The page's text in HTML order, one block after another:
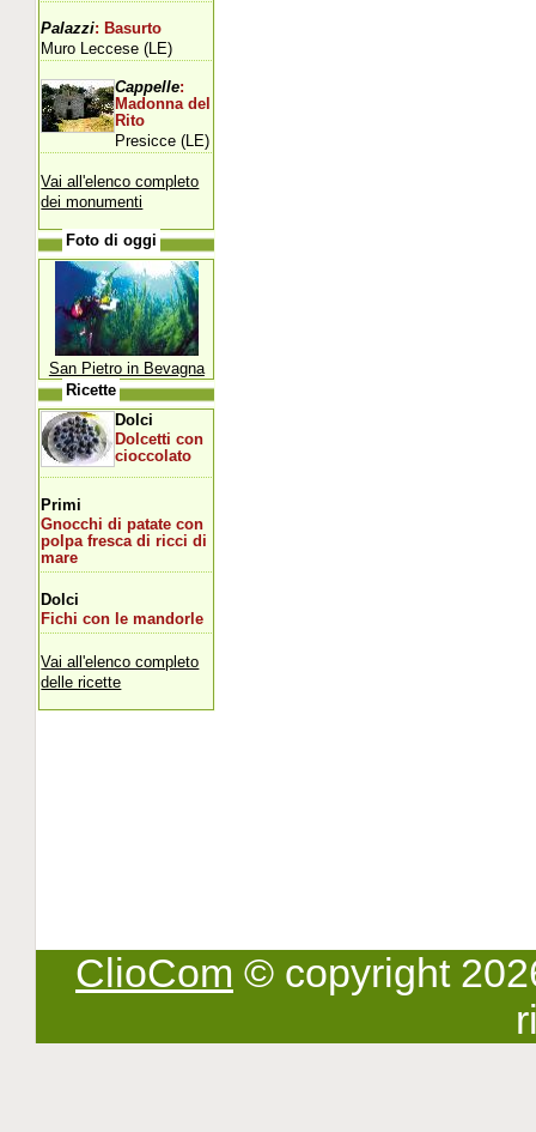
Palazzi: Basurto
Muro Leccese (LE)
Cappelle:
Madonna del
Rito
Presicce (LE)
Vai all'elenco completo
dei monumenti
Foto di oggi
San Pietro in Bevagna
Ricette
Dolci
Dolcetti con
cioccolato
Primi
Gnocchi di patate con
polpa fresca di ricci di
mare
Dolci
Fichi con le mandorle
Vai all'elenco completo
delle ricette
ClioCom © copyright